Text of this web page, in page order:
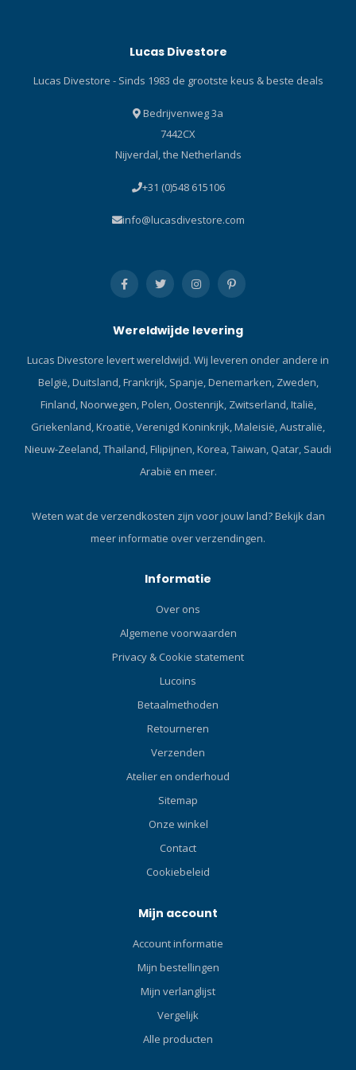
every P-filter cartridge is
corresponding BAUER P-
Lucas Divestore
Lucas Divestore - Sinds 1983 de grootste keus & beste deals
Bedrijvenweg 3a
7442CX
Nijverdal, the Netherlands
+31 (0)548 615106
info@lucasdivestore.com
Wereldwijde levering
Lucas Divestore levert wereldwijd. Wij leveren onder andere in
België, Duitsland, Frankrijk, Spanje, Denemarken, Zweden,
Finland, Noorwegen, Polen, Oostenrijk, Zwitserland, Italië,
Griekenland, Kroatië, Verenigd Koninkrijk, Maleisië, Australië,
Nieuw-Zeeland, Thailand, Filipijnen, Korea, Taiwan, Qatar, Saudi
Arabië en meer.
Weten wat de verzendkosten zijn voor jouw land?Bekijk dan
meer informatie over verzendingen.
Informatie
Over ons
Algemene voorwaarden
Privacy & Cookie statement
Lucoins
Betaalmethoden
Retourneren
Verzenden
Atelier en onderhoud
Sitemap
Onze winkel
Contact
Cookiebeleid
Mijn account
Account informatie
Mijn bestellingen
Mijn verlanglijst
Vergelijk
Alle producten